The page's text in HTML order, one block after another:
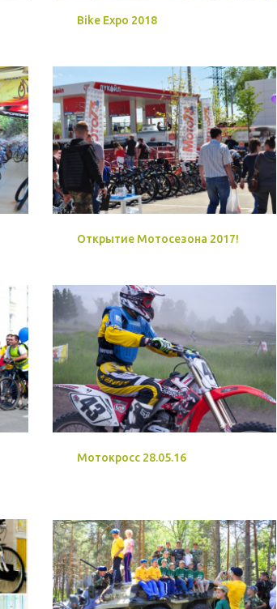
Bike Expo 2018
Открытие Мотосезона 2017!
Мотокросс 28.05.16